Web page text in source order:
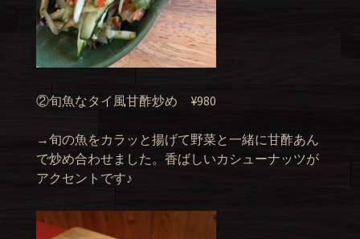
②旬魚なタイ風甘酢炒め ¥980
→旬の魚をカラッと揚げて野菜と一緒に甘酢あん
で炒め合わせました。香ばしいカシューナッツが
アクセントです♪